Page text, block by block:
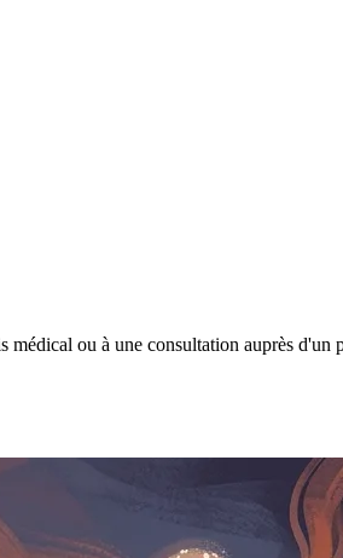
ou à une consultation auprès d'un